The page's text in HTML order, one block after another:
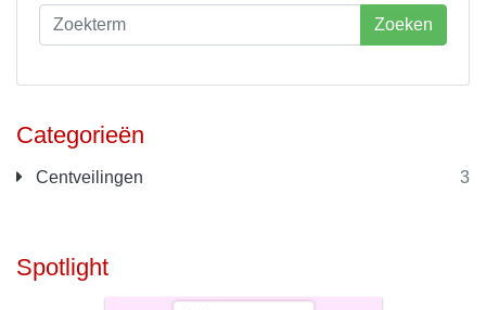
Categorieën
Centveilingen 3
Spotlight
Zoeken